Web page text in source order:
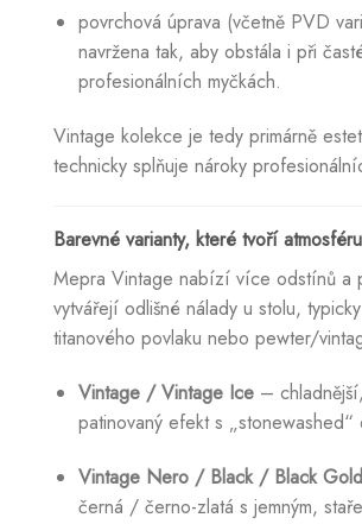
povrchová úprava (včetně PVD
navržena tak, aby obstála i při
profesionálních myčkách.
Vintage kolekce je tedy primárně
technicky splňuje nároky
Barevné varianty, které tvoří atmosféru
Mepra Vintage nabízí více odstínů a
vytvářejí odlišné nálady u stolu,
titanového povlaku nebo pewter/
Vintage / Vintage Ice–
patinovaný efekt s „stonewashed“
Vintage Nero / Black / Black Gold
černá / černo-zlatá s jemným,